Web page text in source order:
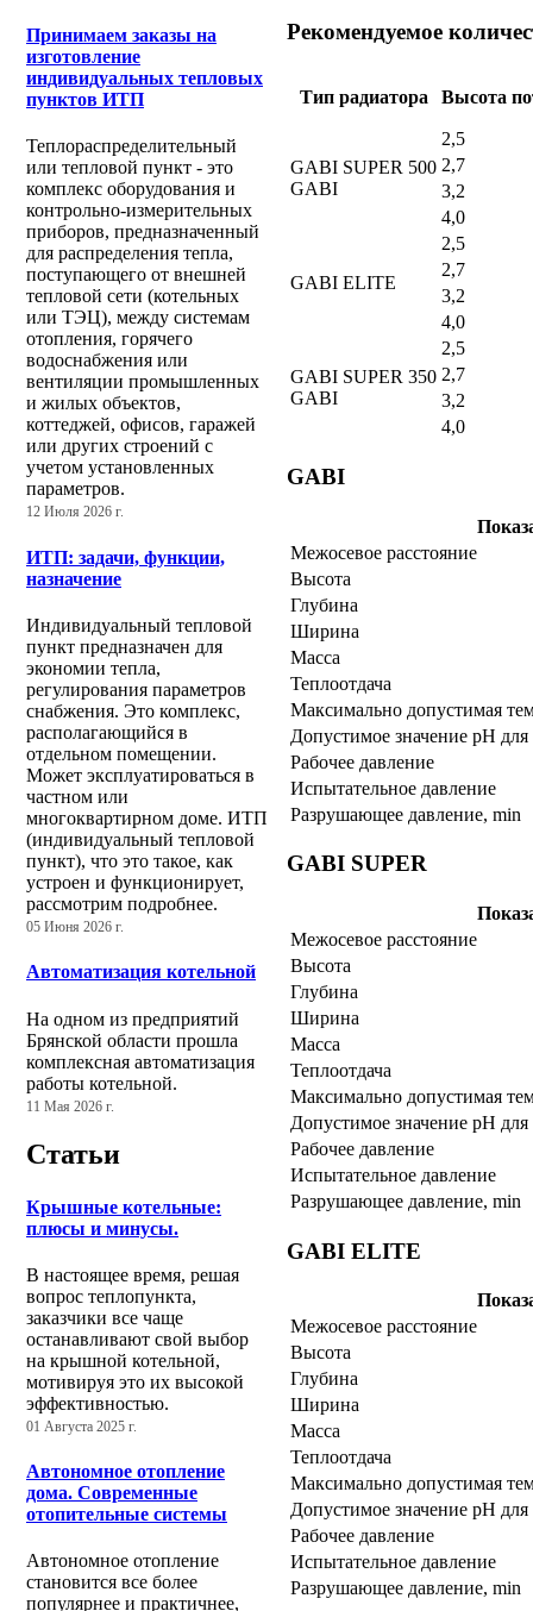
Принимаем заказы на
изготовление
индивидуальных тепловых
пунктов ИТП
Теплораспределительный
или тепловой пункт - это
комплекс оборудования и
контрольно-измерительных
приборов, предназначенный
для распределения тепла,
поступающего от внешней
тепловой сети (котельных
или ТЭЦ), между системам
отопления, горячего
водоснабжения или
вентиляции промышленных
и жилых объектов,
коттеджей, офисов, гаражей
или других строений с
учетом установленных
параметров.
12 Июля 2026 г.
ИТП: задачи, функции,
назначение
Индивидуальный тепловой
пункт предназначен для
экономии тепла,
регулирования параметров
снабжения. Это комплекс,
располагающийся в
отдельном помещении.
Может эксплуатироваться в
частном или
многоквартирном доме. ИТП
(индивидуальный тепловой
пункт), что это такое, как
устроен и функционирует,
рассмотрим подробнее.
05 Июня 2026 г.
Автоматизация котельной
На одном из предприятий
Брянской области прошла
комплексная автоматизация
работы котельной.
11 Мая 2026 г.
Статьи
Крышные котельные:
плюсы и минусы.
В настоящее время, решая
вопрос теплопункта,
заказчики все чаще
останавливают свой выбор
на крышной котельной,
мотивируя это их высокой
эффективностью.
01 Августа 2025 г.
Автономное отопление
дома. Современные
отопительные системы
Автономное отопление
становится все более
популярнее и практичнее,
Рекомендуемое
Тип радиатора Высота
GABI SUPER 500
GABI
2,5
2,7
3,2
4,0
GABI ELITE
2,5
2,7
3,2
4,0
GABI SUPER 350
GABI
2,5
2,7
3,2
4,0
GABI
Межосевое расстояние
Высота
Глубина
Ширина
Масса
Теплоотдача
Максимально допустимая
Допустимое значение pH для
Рабочее давление
Испытательное давление
Разрушающее давление, min
GABI SUPER
Межосевое расстояние
Высота
Глубина
Ширина
Масса
Теплоотдача
Максимально допустимая
Допустимое значение pH для
Рабочее давление
Испытательное давление
Разрушающее давление, min
GABI ELITE
Межосевое расстояние
Высота
Глубина
Ширина
Масса
Теплоотдача
Максимально допустимая
Допустимое значение pH для
Рабочее давление
Испытательное давление
Разрушающее давление, min